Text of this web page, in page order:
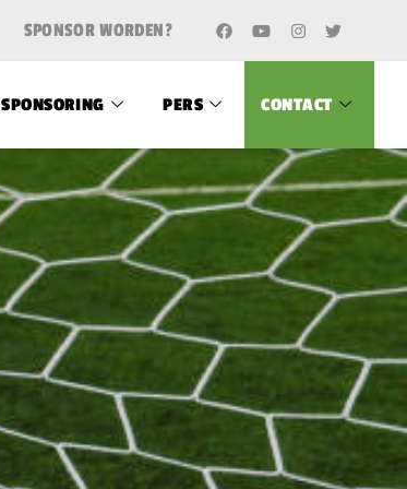
SPONSOR WORDEN?
SPONSORING PERS CONTACT